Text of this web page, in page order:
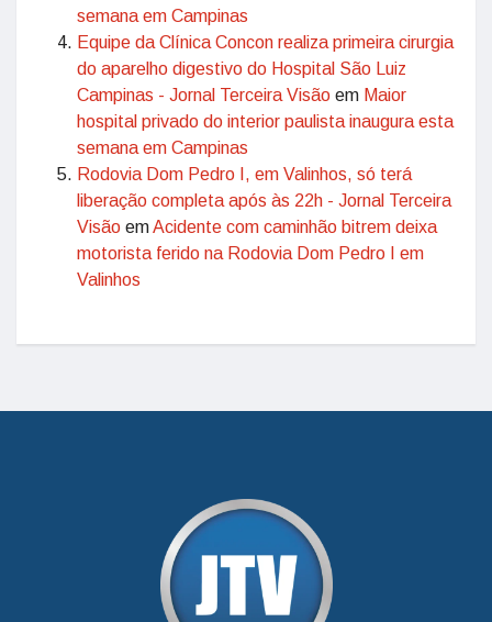
semana em Campinas
Equipe da Clínica Concon realiza primeira cirurgia
do aparelho digestivo do Hospital São Luiz
Campinas - Jornal Terceira Visão em Maior
hospital privado do interior paulista inaugura esta
semana em Campinas
Rodovia Dom Pedro I, em Valinhos, só terá
liberação completa após às 22h - Jornal Terceira
Visão emAcidente com caminhão bitrem deixa
motorista ferido na Rodovia Dom Pedro I em
Valinhos